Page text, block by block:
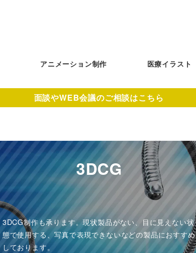
アニメーション制作 医療イラスト
面談やWEB会議のご相談はこちら
3DCG
3DCG制作も承ります。現状製品がない、目に見えない状
態で使用する、写真で表現できないなどの製品におすすめ
しております。